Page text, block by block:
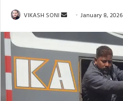
VIKASH SONI
Send
email
January 8, 2026